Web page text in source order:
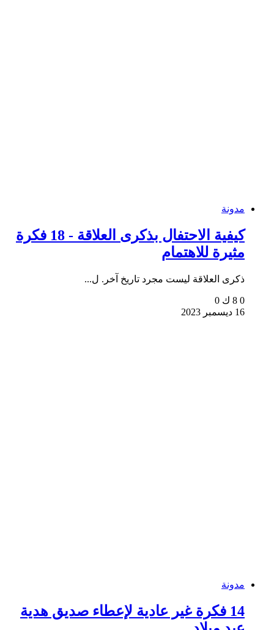
مدونة
كيفية الاحتفال بذكرى العلاقة - 18 فكرة
مثيرة للاهتمام
ذكرى العلاقة ليست مجرد تاريخ آخر. ل...
0 8 ك
0
16 ديسمبر 2023
مدونة
14 فكرة غير عادية لإعطاء صديق هدية